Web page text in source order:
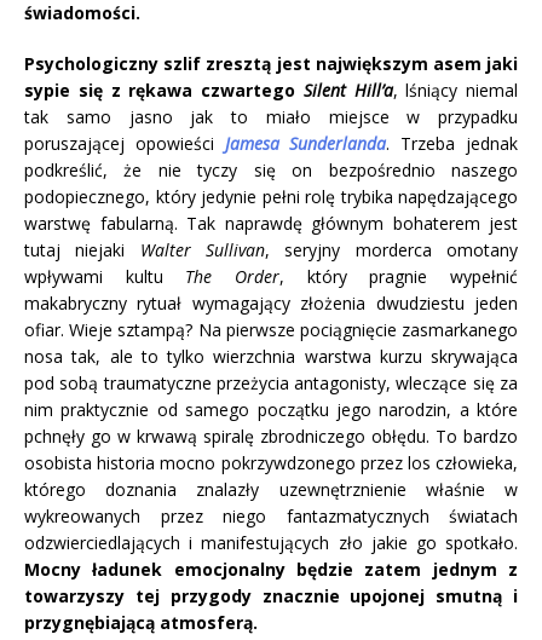
świadomości.
Psychologiczny szlif zresztą jest największym asem jaki
sypie się z rękawa czwartego Silent Hill’a, lśniący niemal
tak samo jasno jak to miało miejsce w przypadku
poruszającej opowieści Jamesa Sunderlanda. Trzeba jednak
podkreślić, że nie tyczy się on bezpośrednio naszego
podopiecznego, który jedynie pełni rolę trybika napędzającego
warstwę fabularną. Tak naprawdę głównym bohaterem jest
tutaj niejaki Walter Sullivan, seryjny morderca omotany
wpływami kultu The Order, który pragnie wypełnić
makabryczny rytuał wymagający złożenia dwudziestu jeden
ofiar. Wieje sztampą? Na pierwsze pociągnięcie zasmarkanego
nosa tak, ale to tylko wierzchnia warstwa kurzu skrywająca
pod sobą traumatyczne przeżycia antagonisty, wleczące się za
nim praktycznie od samego początku jego narodzin, a które
pchnęły go w krwawą spiralę zbrodniczego obłędu. To bardzo
osobista historia mocno pokrzywdzonego przez los człowieka,
którego doznania znalazły uzewnętrznienie właśnie w
wykreowanych przez niego fantazmatycznych światach
odzwierciedlających i manifestujących zło jakie go spotkało.
Mocny ładunek emocjonalny będzie zatem jednym z
towarzyszy tej przygody znacznie upojonej smutną i
przygnębiającą atmosferą.